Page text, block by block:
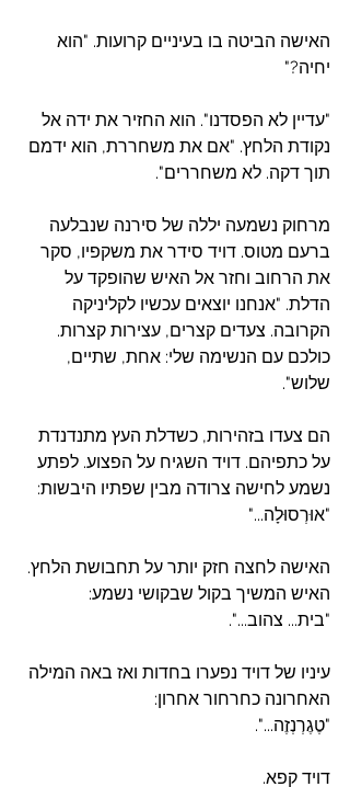
האישה הביטה בו בעיניים קרועות. "הוא
יחיה?"
"עדיין לא הפסדנו". הוא החזיר את ידה אל
נקודת הלחץ. "אם את משחררת, הוא ידמם
תוך דקה. לא משחררים".
מרחוק נשמעה יללה של סירנה שנבלעה
ברעם מטוס. דויד סידר את משקפיו, סקר
את הרחוב וחזר אל האיש שהופקד על
הדלת. "אנחנו יוצאים עכשיו לקליניקה
הקרובה. צעדים קצרים, עצירות קצרות.
כולכם עם הנשימה שלי: אחת, שתיים,
שלוש".
הם צעדו בזהירות, כשדלת העץ מתנדנדת
על כתפיהם. דויד השגיח על הפצוע. לפתע
נשמע לחישה צרודה מבין שפתיו היבשות:
‏"אוּרְסוּלָה..."
האישה לחצה חזק יותר על תחבושת הלחץ.
האיש המשיך בקול שבקושי נשמע:
‏"בית... צהוב...".
עיניו של דויד נפערו בחדות ואז באה המילה
האחרונה כחרחור אחרון:
‏"טֶגֶרְנְזֶה...".
דויד קפא.